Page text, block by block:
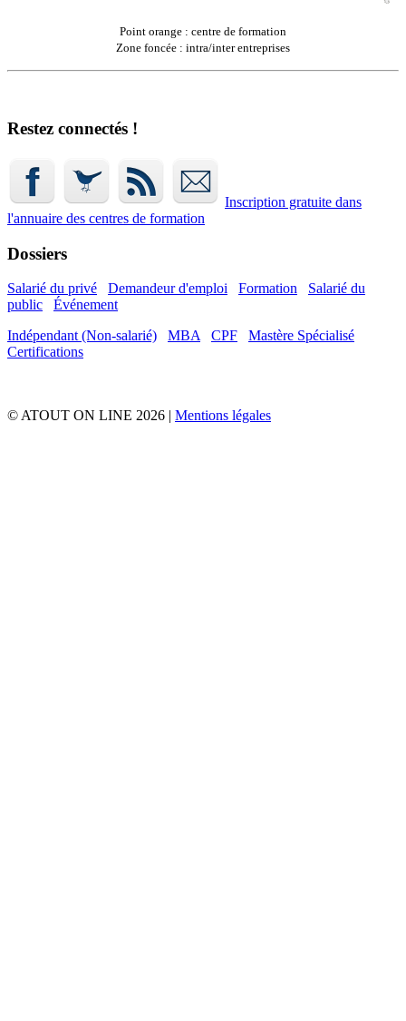
Point orange : centre de formation
Zone foncée : intra/inter entreprises
Restez connectés !
Inscription gratuite dans
l'annuaire des centres de formation
Dossiers
Salarié du privé Demandeur d'emploi Formation
Salarié du
public
Événement
Indépendant (Non-salarié)
MBA CPF
Mastère Spécialisé
Certifications
© ATOUT ON LINE 2026 | Mentions légales